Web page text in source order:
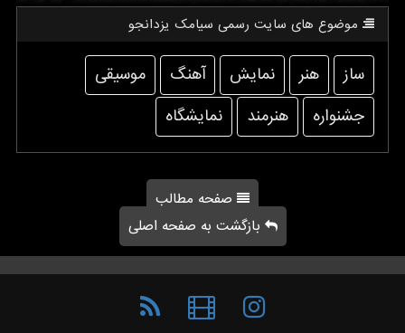
موضوع های سایت رسمی سیامك یزدانجو
ساز هنر نمایش آهنگ
موسیقی
جشنواره
هنرمند نمایشگاه
صفحه مطالب
بازگشت به صفحه اصلی